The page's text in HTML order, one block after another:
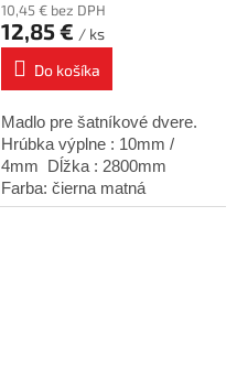
10,45 € bez DPH
12,85 € / ks
Do košíka
Madlo pre šatníkové dvere.
Hrúbka výplne : 10mm /
4mm Dĺžka : 2800mm
Farba: čierna matná